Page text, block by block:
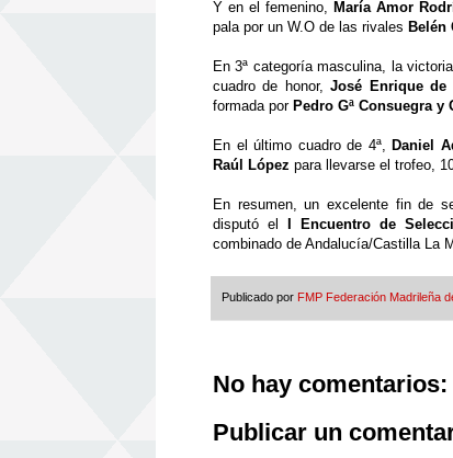
Y en el femenino, María Amor Rodr
pala por un W.O de las rivales Belén
En 3ª categoría masculina, la
cuadro de honor,José Enrique de
formada por Pedro Gª Consuegra y
En el último cuadro de 4ª, Daniel
Raúl López para llevarse el trofeo,
En resumen, un excelente fin de
disputó elI Encuentro de
combinado de Andalucía/Castilla La
Publicado por FMP Federación Madrileña
No hay comentarios:
Publicar un